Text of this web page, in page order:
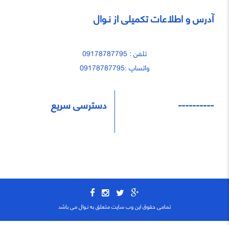
آدرس و اطلاعات تکمیلی از نـوال
تلفن : 09178787795
واتساپ :09178787795
دسترسی سریع ----------
تمامی حقوق این وب سایت متعلق به نـوال می باشد